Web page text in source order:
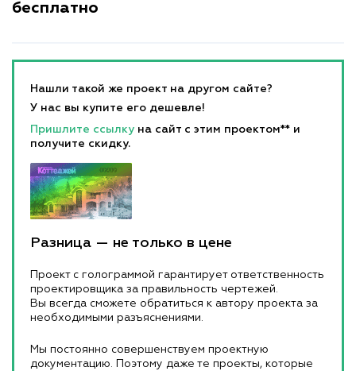
бесплатно
Нашли такой же проект на другом сайте?
У нас вы купите его дешевле!
Пришлите ссылку на сайт с этим проектом** и
получите скидку.
Разница — не только в цене
Проект с голограммой гарантирует ответственность
проектировщика за правильность чертежей.
Вы всегда сможете обратиться к автору проекта за
необходимыми разъяснениями.
Мы постоянно совершенствуем проектную
документацию. Поэтому даже те проекты, которые